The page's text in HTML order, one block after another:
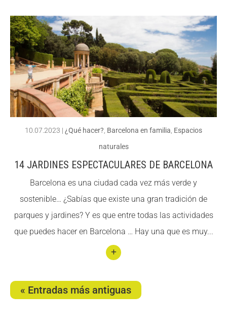
nuar
t 11
Play
as
para
disfr
o con
tu
perro
10.07.2023 | ¿Qué hacer? Barcelona en familia Espacios
naturales
14 JARDINES ESPECTACULARES DE BARCELONA
Barcelona es una ciudad cada vez más verde y
sostenible… ¿Sabías que existe una gran tradición de
parques y jardines? Y es que entre todas las actividades
que puedes hacer en Barcelona … Hay una que es muy...
nuar
llegin
« Entradas más antiguas